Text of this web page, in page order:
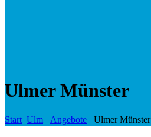
Ulmer Münster
Start Ulm Angebote Ulmer Münster